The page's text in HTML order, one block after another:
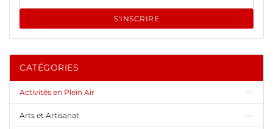
S'INSCRIRE
CATÉGORIES
Activités en Plein Air
Arts et Artisanat